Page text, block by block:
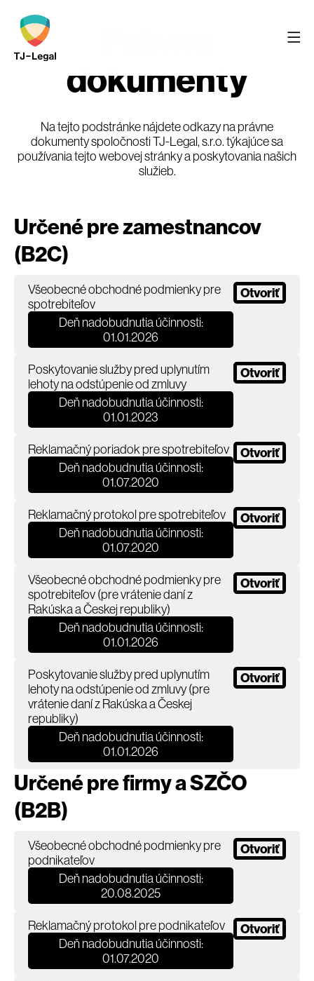
dokumenty
Na tejto podstránke nájdete odkazy na právne
dokumenty spoločnosti TJ-Legal, s.r.o. týkajúce sa
používania tejto webovej stránky a poskytovania našich
služieb.
Určené pre zamestnancov
(B2C)
Všeobecné obchodné podmienky pre
spotrebiteľov
Deň nadobudnutia účinnosti:
01.01.2026
Otvoriť
Poskytovanie služby pred uplynutím
lehoty na odstúpenie od zmluvy
Deň nadobudnutia účinnosti:
01.01.2023
Otvoriť
Reklamačný poriadok pre spotrebiteľov
Deň nadobudnutia účinnosti:
01.07.2020
Otvoriť
Reklamačný protokol pre spotrebiteľov
Deň nadobudnutia účinnosti:
01.07.2020
Otvoriť
Všeobecné obchodné podmienky pre
spotrebiteľov (pre vrátenie daní z
Rakúska a Českej republiky)
Deň nadobudnutia účinnosti:
01.01.2026
Otvoriť
Poskytovanie služby pred uplynutím
lehoty na odstúpenie od zmluvy (pre
vrátenie daní z Rakúska a Českej
republiky)
Deň nadobudnutia účinnosti:
01.01.2026
Otvoriť
Určené pre firmy a SZČO
(B2B)
Všeobecné obchodné podmienky pre
podnikateľov
Deň nadobudnutia účinnosti:
20.08.2025
Otvoriť
Reklamačný protokol pre podnikateľov
Deň nadobudnutia účinnosti:
01.07.2020
Otvoriť